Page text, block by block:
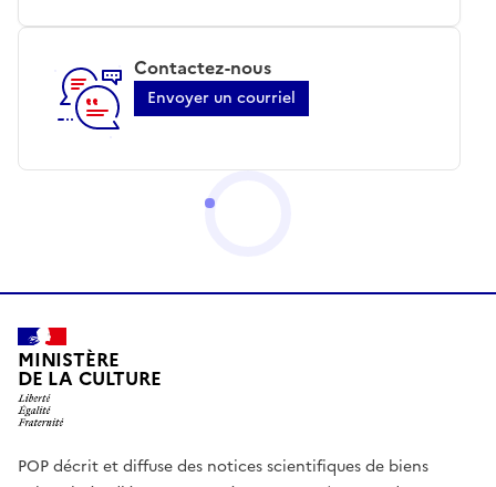
Contactez-nous
Envoyer un courriel
MINISTÈRE
DE LA CULTURE
POP décrit et diffuse des notices scientifiques de biens